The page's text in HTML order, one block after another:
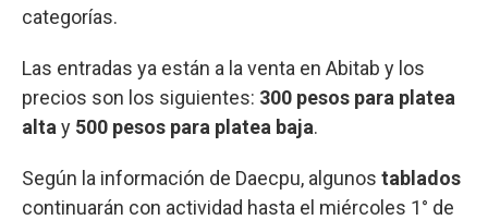
categorías.
Las entradas ya están a la venta en Abitab y los
precios son los siguientes: 300 pesos para platea
alta y 500 pesos para platea baja.
Según la información de Daecpu, algunos tablados
continuarán con actividad hasta el miércoles 1° de